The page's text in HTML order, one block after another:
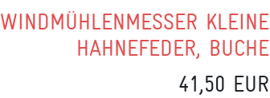
WINDMÜHLENMESSER KLEINE
HAHNEFEDER, BUCHE
41,50 EUR